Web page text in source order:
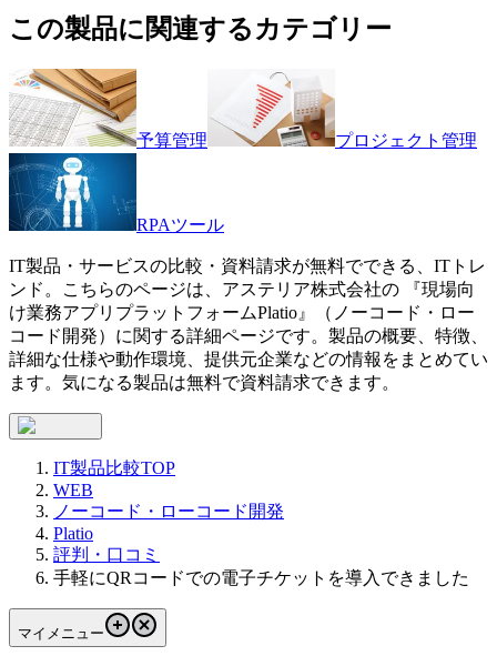
この製品に関連するカテゴリー
予算管理 プロジェクト管理
RPAツール
IT製品・サービスの比較・資料請求が無料でできる、ITトレ
ンド。こちらのページは、 アステリア株式会社の 『現場向
け業務アプリプラットフォームPlatio 』（ ノーコード・ロー
コード開発）に関する詳細ページです。製品の概要、特徴、
詳細な仕様や動作環境、提供元企業などの情報をまとめてい
ます。気になる製品は無料で資料請求できます。
IT製品比較TOP
WEB
ノーコード・ローコード開発
Platio
評判・口コミ
手軽にQRコードでの電子チケットを導入できました
マイメニュー